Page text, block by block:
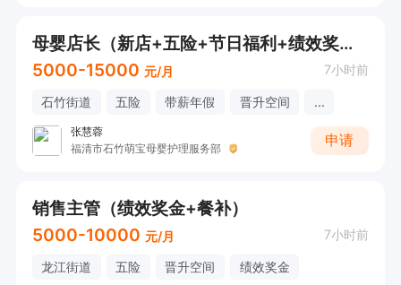
母婴店长（新店+五险+节日福利+绩效奖金）
5000-15000 元/月 7小时前
石竹街道 五险 带薪年假 晋升空间 ...
张慧蓉
福清市石竹萌宝母婴护理服务部
申请
销售主管（绩效奖金+餐补）
5000-10000 元/月 7小时前
龙江街道 五险 晋升空间 绩效奖金